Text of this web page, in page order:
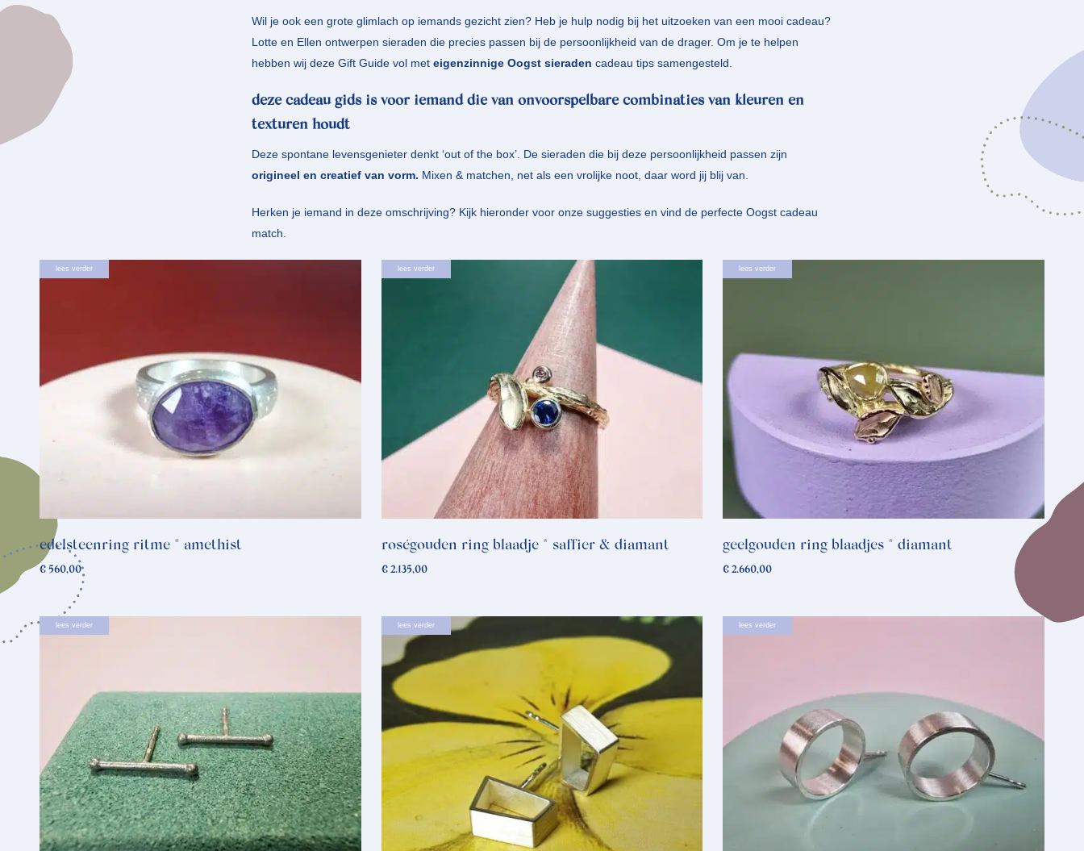
Wil je ook een grote glimlach op iemands gezicht zien? Heb je hulp nodig bij het uitzoeken van een mooi cadeau?
Lotte en Ellen ontwerpen sieraden die precies passen bij de persoonlijkheid van de drager. Om je te helpen
hebben wij deze Gift Guide vol met eigenzinnige Oogst sieraden cadeau tips samengesteld.
deze cadeau gids is voor iemand die van onvoorspelbare combinaties van kleuren en
texturen houdt
Deze spontane levensgenieter denkt ‘out of the box’. De sieraden die bij deze persoonlijkheid passen zijn
origineel en creatief van vorm. Mixen & matchen, net als een vrolijke noot, daar word jij blij van.
Herken je iemand in deze omschrijving? Kijk hieronder voor onze suggesties en vind de perfecte Oogst cadeau
match.
lees verder
edelsteenring ritme * amethist
€ 560,00
lees verder
roségouden ring blaadje * saffier & diamant
€2.135,00
lees verder
geelgouden ring blaadjes * diamant
€ 2.660,00
lees verder lees verder lees verder